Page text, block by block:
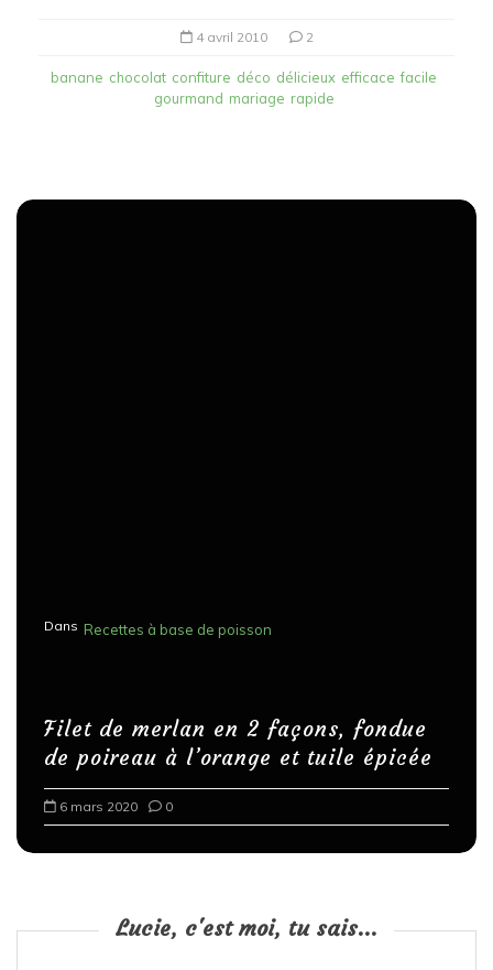
4 avril 2010 2
banane chocolat confiture déco délicieux efficace facile
gourmand mariage rapide
Dans Recettes à base de poisson
Filet de merlan en 2 façons, fondue
de poireau à l’orange et tuile épicée
6 mars 2020 0
Lucie, c'est moi, tu sais...